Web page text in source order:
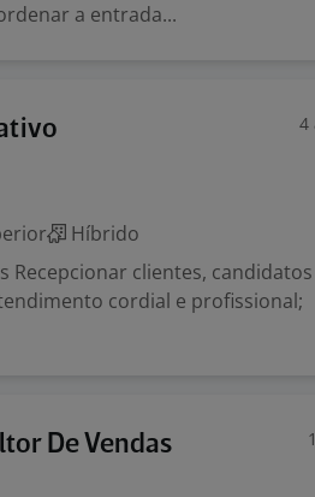
a entrada...
4
Híbrido
Recepcionar clientes, candidatos
cordial e profissional;
De Vendas